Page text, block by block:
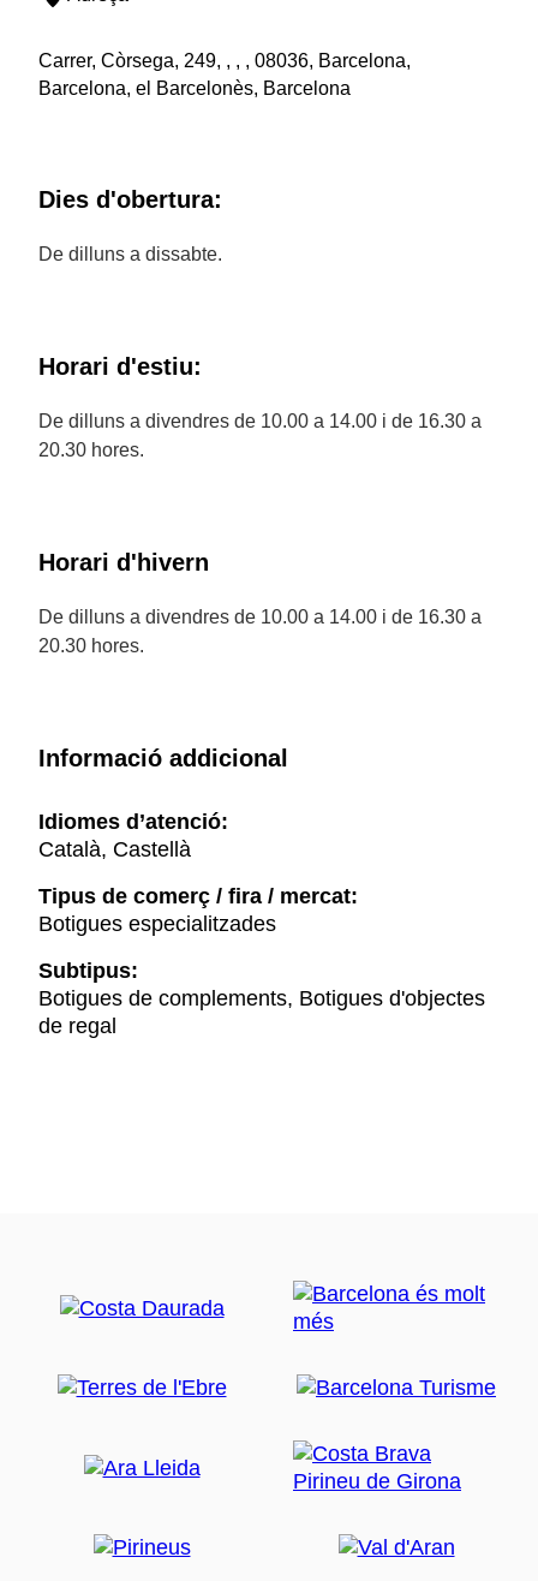
Carrer, Còrsega, 249, , , , 08036, Barcelona,
Barcelona, el Barcelonès, Barcelona
Dies d'obertura:
De dilluns a dissabte.
Horari d'estiu:
De dilluns a divendres de 10.00 a 14.00 i de 16.30 a
20.30 hores.
Horari d'hivern
De dilluns a divendres de 10.00 a 14.00 i de 16.30 a
20.30 hores.
Informació addicional
Idiomes d’atenció:
Català, Castellà
Tipus de comerç / fira / mercat:
Botigues especialitzades
Subtipus:
Botigues de complements, Botigues d'objectes
de regal